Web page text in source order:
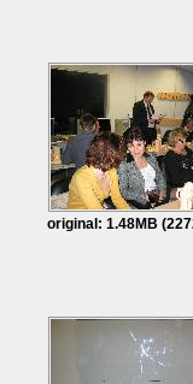
original: 1.48MB